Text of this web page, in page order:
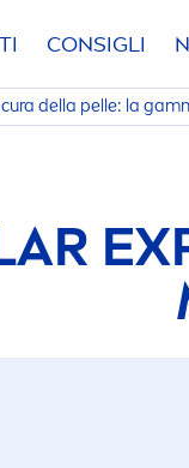
CONSIGLI
della pelle: la